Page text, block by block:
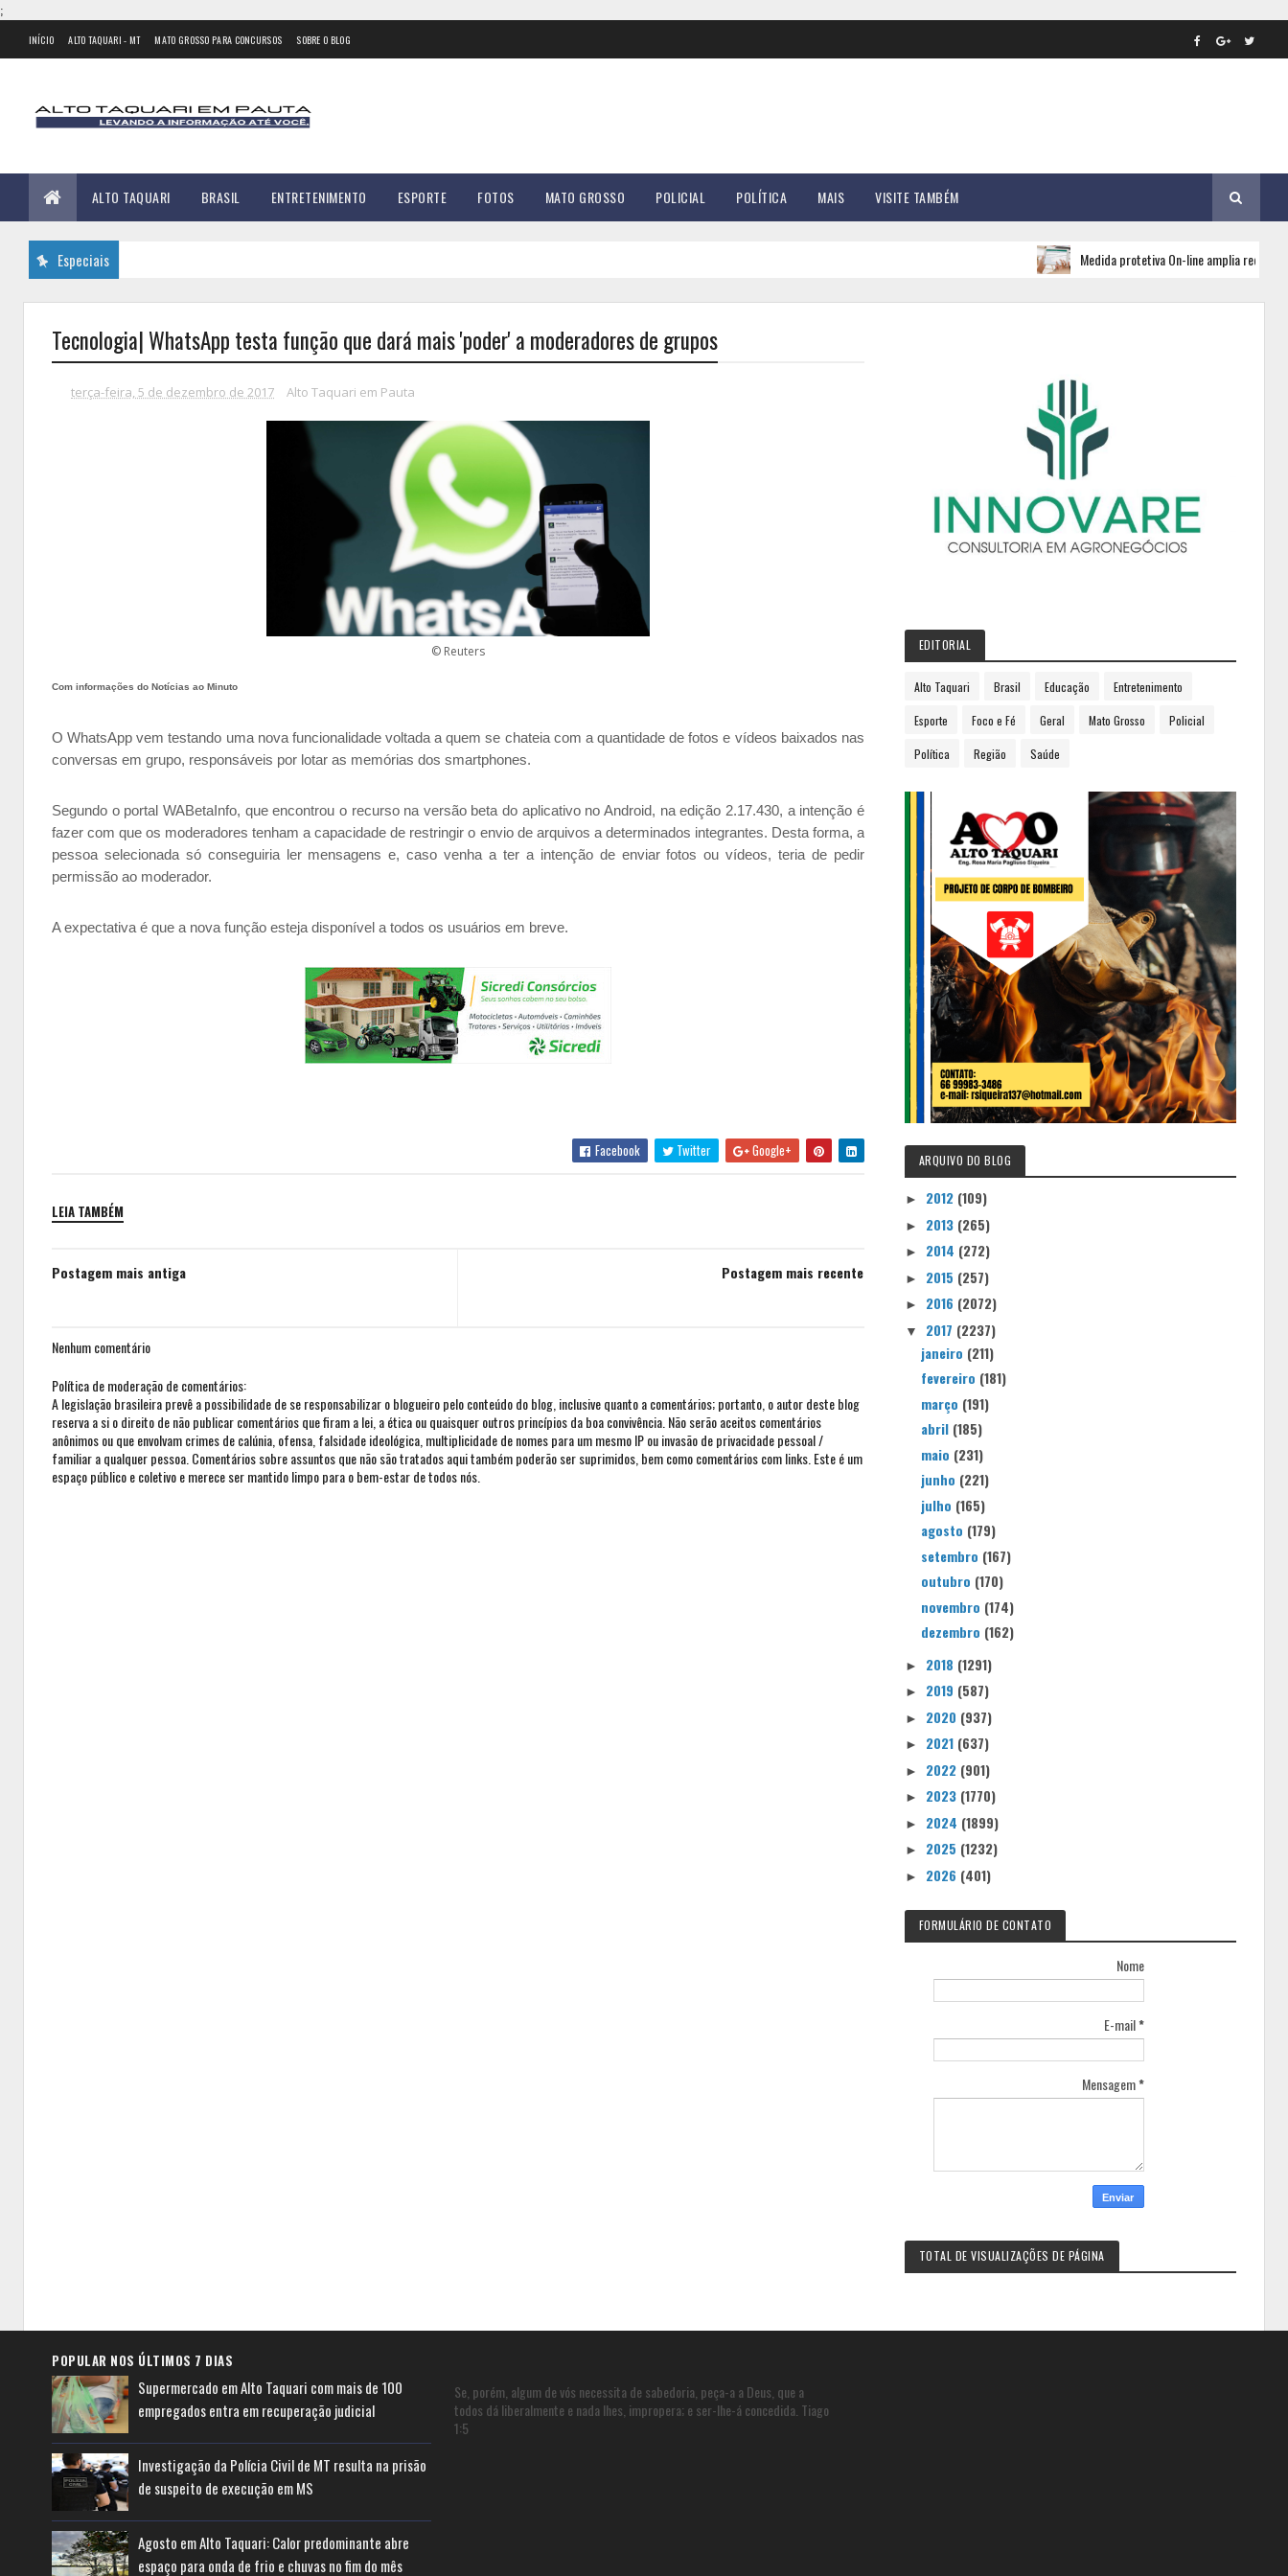
;
INÍCIO ALTO TAQUARI - MT MATO GROSSO PARA CONCURSOS SOBRE O BLOG
ALTO TAQUARI BRASIL ENTRETENIMENTO ESPORTE FOTOS MATO GROSSO POLICIAL POLÍTICA MAIS VISITE TAMBÉM
Especiais Medida protetiva On-line amplia rede de apoio
Tecnologia| WhatsApp testa função que dará mais 'poder' a moderadores de grupos
terça-feira, 5 de dezembro de 2017 Alto Taquari em Pauta
© Reuters
Com informações do Notícias ao Minuto
O WhatsApp vem testando uma nova funcionalidade voltada a quem se chateia com a quantidade de fotos e vídeos baixados nas
conversas em grupo, responsáveis por lotar as memórias dos smartphones.
Segundo o portal WABetaInfo, que encontrou o recurso na versão beta do aplicativo no Android, na edição 2.17.430, a intenção é
fazer com que os moderadores tenham a capacidade de restringir o envio de arquivos a determinados integrantes. Desta forma, a
pessoa selecionada só conseguiria ler mensagens e, caso venha a ter a intenção de enviar fotos ou vídeos, teria de pedir
permissão ao moderador.
A expectativa é que a nova função esteja disponível a todos os usuários em breve.
Facebook Twitter Google+
LEIA TAMBÉM
Postagem mais recente
Postagem mais antiga
Nenhum comentário
Política de moderação de comentários:
A legislação brasileira prevê a possibilidade de se responsabilizar o blogueiro pelo conteúdo do blog, inclusive quanto a comentários; portanto, o autor deste blog
reserva a si o direito de não publicar comentários que firam a lei, a ética ou quaisquer outros princípios da boa convivência. Não serão aceitos comentários
anônimos ou que envolvam crimes de calúnia, ofensa, falsidade ideológica, multiplicidade de nomes para um mesmo IP ou invasão de privacidade pessoal /
familiar a qualquer pessoa. Comentários sobre assuntos que não são tratados aqui também poderão ser suprimidos, bem como comentários com links. Este é um
espaço público e coletivo e merece ser mantido limpo para o bem-estar de todos nós.
EDITORIAL
Alto Taquari Brasil Educação Entretenimento
Esporte Foco e Fé Geral Mato Grosso Policial
Política Região Saúde
ARQUIVO DO BLOG
► 2012 (109)
► 2013 (265)
► 2014 (272)
► 2015 (257)
► 2016 (2072)
▼ 2017 (2237)
janeiro (211)
fevereiro (181)
março (191)
abril (185)
maio (231)
junho (221)
julho (165)
agosto (179)
setembro (167)
outubro (170)
novembro (174)
dezembro (162)
► 2018 (1291)
► 2019 (587)
► 2020 (937)
► 2021 (637)
► 2022 (901)
► 2023 (1770)
► 2024 (1899)
► 2025 (1232)
► 2026 (401)
FORMULÁRIO DE CONTATO
Nome
E-mail*
Mensagem*
TOTAL DE VISUALIZAÇÕES DE PÁGINA
POPULAR NOS ÚLTIMOS 7 DIAS
Supermercado em Alto Taquari com mais de 100
empregados entra em recuperação judicial
Investigação da Polícia Civil de MT resulta na prisão
de suspeito de execução em MS
Agosto em Alto Taquari: Calor predominante abre
espaço para onda de frio e chuvas no fim do mês
Se, porém, algum de vós necessita de sabedoria, peça-a a Deus, que a
todos dá liberalmente e nada lhes, impropera; e ser-lhe-á concedida. Tiago
1:5